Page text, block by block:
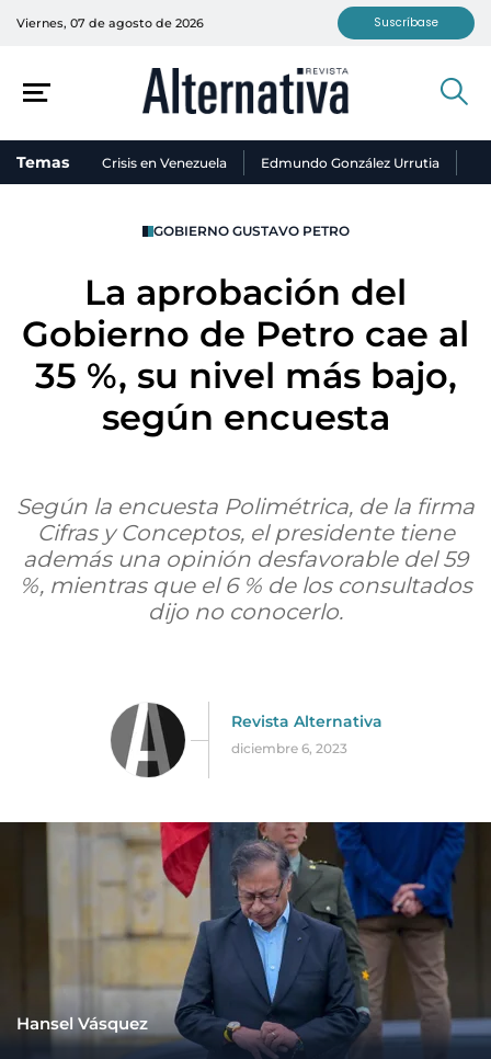
Viernes, 07 de agosto de 2026 Suscríbase
Temas Crisis en Venezuela Edmundo González Urrutia
GOBIERNO GUSTAVO PETRO
La aprobación del
Gobierno de Petro cae al
35 %, su nivel más bajo,
según encuesta
Según la encuesta Polimétrica, de la firma
Cifras y Conceptos, el presidente tiene
además una opinión desfavorable del 59
%, mientras que el 6 % de los consultados
dijo no conocerlo.
Revista Alternativa
diciembre 6, 2023
Hansel Vásquez